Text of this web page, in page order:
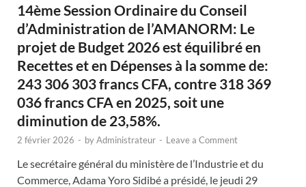
14ème Session Ordinaire du Conseil
d’Administration de l’AMANORM: Le
projet de Budget 2026 est équilibré en
Recettes et en Dépenses à la somme de:
243 306 303 francs CFA, contre 318 369
036 francs CFA en 2025, soit une
diminution de 23,58%.
2 février 2026 - byAdministrateur - Leave a Comment
Le secrétaire général du ministère de l’Industrie et du
Commerce, Adama Yoro Sidibé a présidé, le jeudi 29